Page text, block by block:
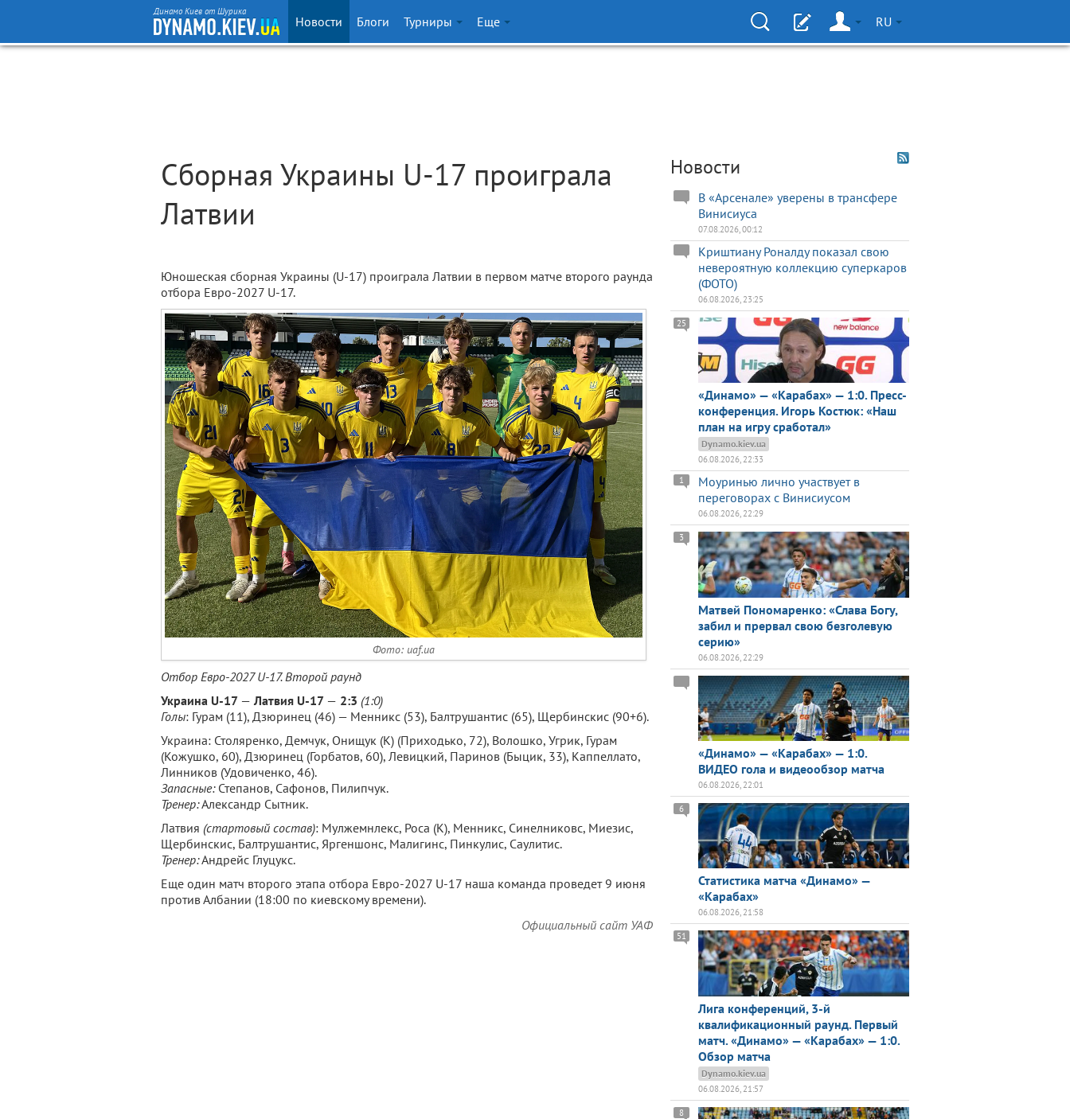
Динамо Киев от Шурика
Новости Блоги Турниры Еще RU
Сборная Украины U-17 проиграла
Латвии
Юношеская сборная Украины (U-17) проиграла Латвии в первом матче второго раунда
отбора Евро-2027 U-17.
Фото: uaf.ua
Отбор Евро-2027 U-17. Второй раунд
Украина U-17 — Латвия U-17 — 2:3 (1:0)
Голы: Гурам (11), Дзюринец (46) — Менникс (53), Балтрушантис (65), Щербинскис (90+6).
Украина: Столяренко, Демчук, Онищук (К) (Приходько, 72), Волошко, Угрик, Гурам
(Кожушко, 60), Дзюринец (Горбатов, 60), Левицкий, Паринов (Быцик, 33), Каппеллато,
Линников (Удовиченко, 46).
Запасные:Степанов, Сафонов, Пилипчук.
Тренер:Александр Сытник.
Латвия (стартовый состав): Мулжемнлекс, Роса (К), Менникс, Синелниковс, Миезис,
Щербинскис, Балтрушантис, Яргеншонс, Малигинс, Пинкулис, Саулитис.
Тренер:Андрейс Глуцукс.
Еще один матч второго этапа отбора Евро-2027 U-17 наша команда проведет 9 июня
против Албании (18:00 по киевскому времени).
Официальный сайт УАФ
Новости
В «Арсенале» уверены в трансфере
Винисиуса
07.08.2026, 00:12
Криштиану Роналду показал свою
невероятную коллекцию суперкаров
(ФОТО)
06.08.2026, 23:25
«Динамо» — «Карабах» — 1:0. Пресс-
конференция. Игорь Костюк: «Наш
план на игру сработал»
25
Dynamo.kiev.ua
06.08.2026, 22:33
Моуринью лично участвует в
переговорах с Винисиусом
1
06.08.2026, 22:29
Матвей Пономаренко: «Слава Богу,
забил и прервал свою безголевую
серию»
3
06.08.2026, 22:29
«Динамо» — «Карабах» — 1:0.
ВИДЕО гола и видеообзор матча
06.08.2026, 22:01
Статистика матча «Динамо» —
«Карабах»
6
06.08.2026, 21:58
Лига конференций, 3-й
квалификационный раунд. Первый
матч. «Динамо» — «Карабах» — 1:0.
Обзор матча
51
Dynamo.kiev.ua
06.08.2026, 21:57
8